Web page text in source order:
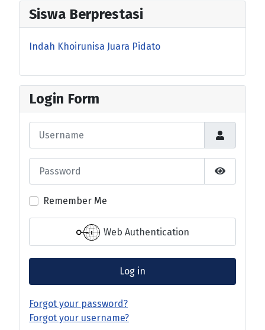
Siswa Berprestasi
Indah Khoirunisa Juara Pidato
Login Form
Show
Remember Me
Web Authentication
Log in
Forgot your password?
Forgot your username?